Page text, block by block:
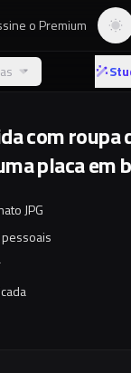
o Premium
com roupa
placa em
JPG